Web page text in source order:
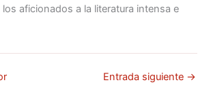
aficionados a la literatura intensa e
Entrada siguiente →